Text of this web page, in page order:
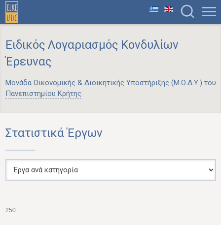
Ειδικός Λογαριασμός Κονδυλίων
Έρευνας
Μονάδα Οικονομικής & Διοικητικής Υποστήριξης (Μ.Ο.Δ.Υ.) του
Πανεπιστημίου Κρήτης
Στατιστικά Έργων